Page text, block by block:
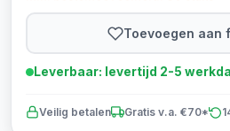
Toevoegen aan
Leverbaar: levertijd 2-5
Veilig betalen Gratis v.a. €70*